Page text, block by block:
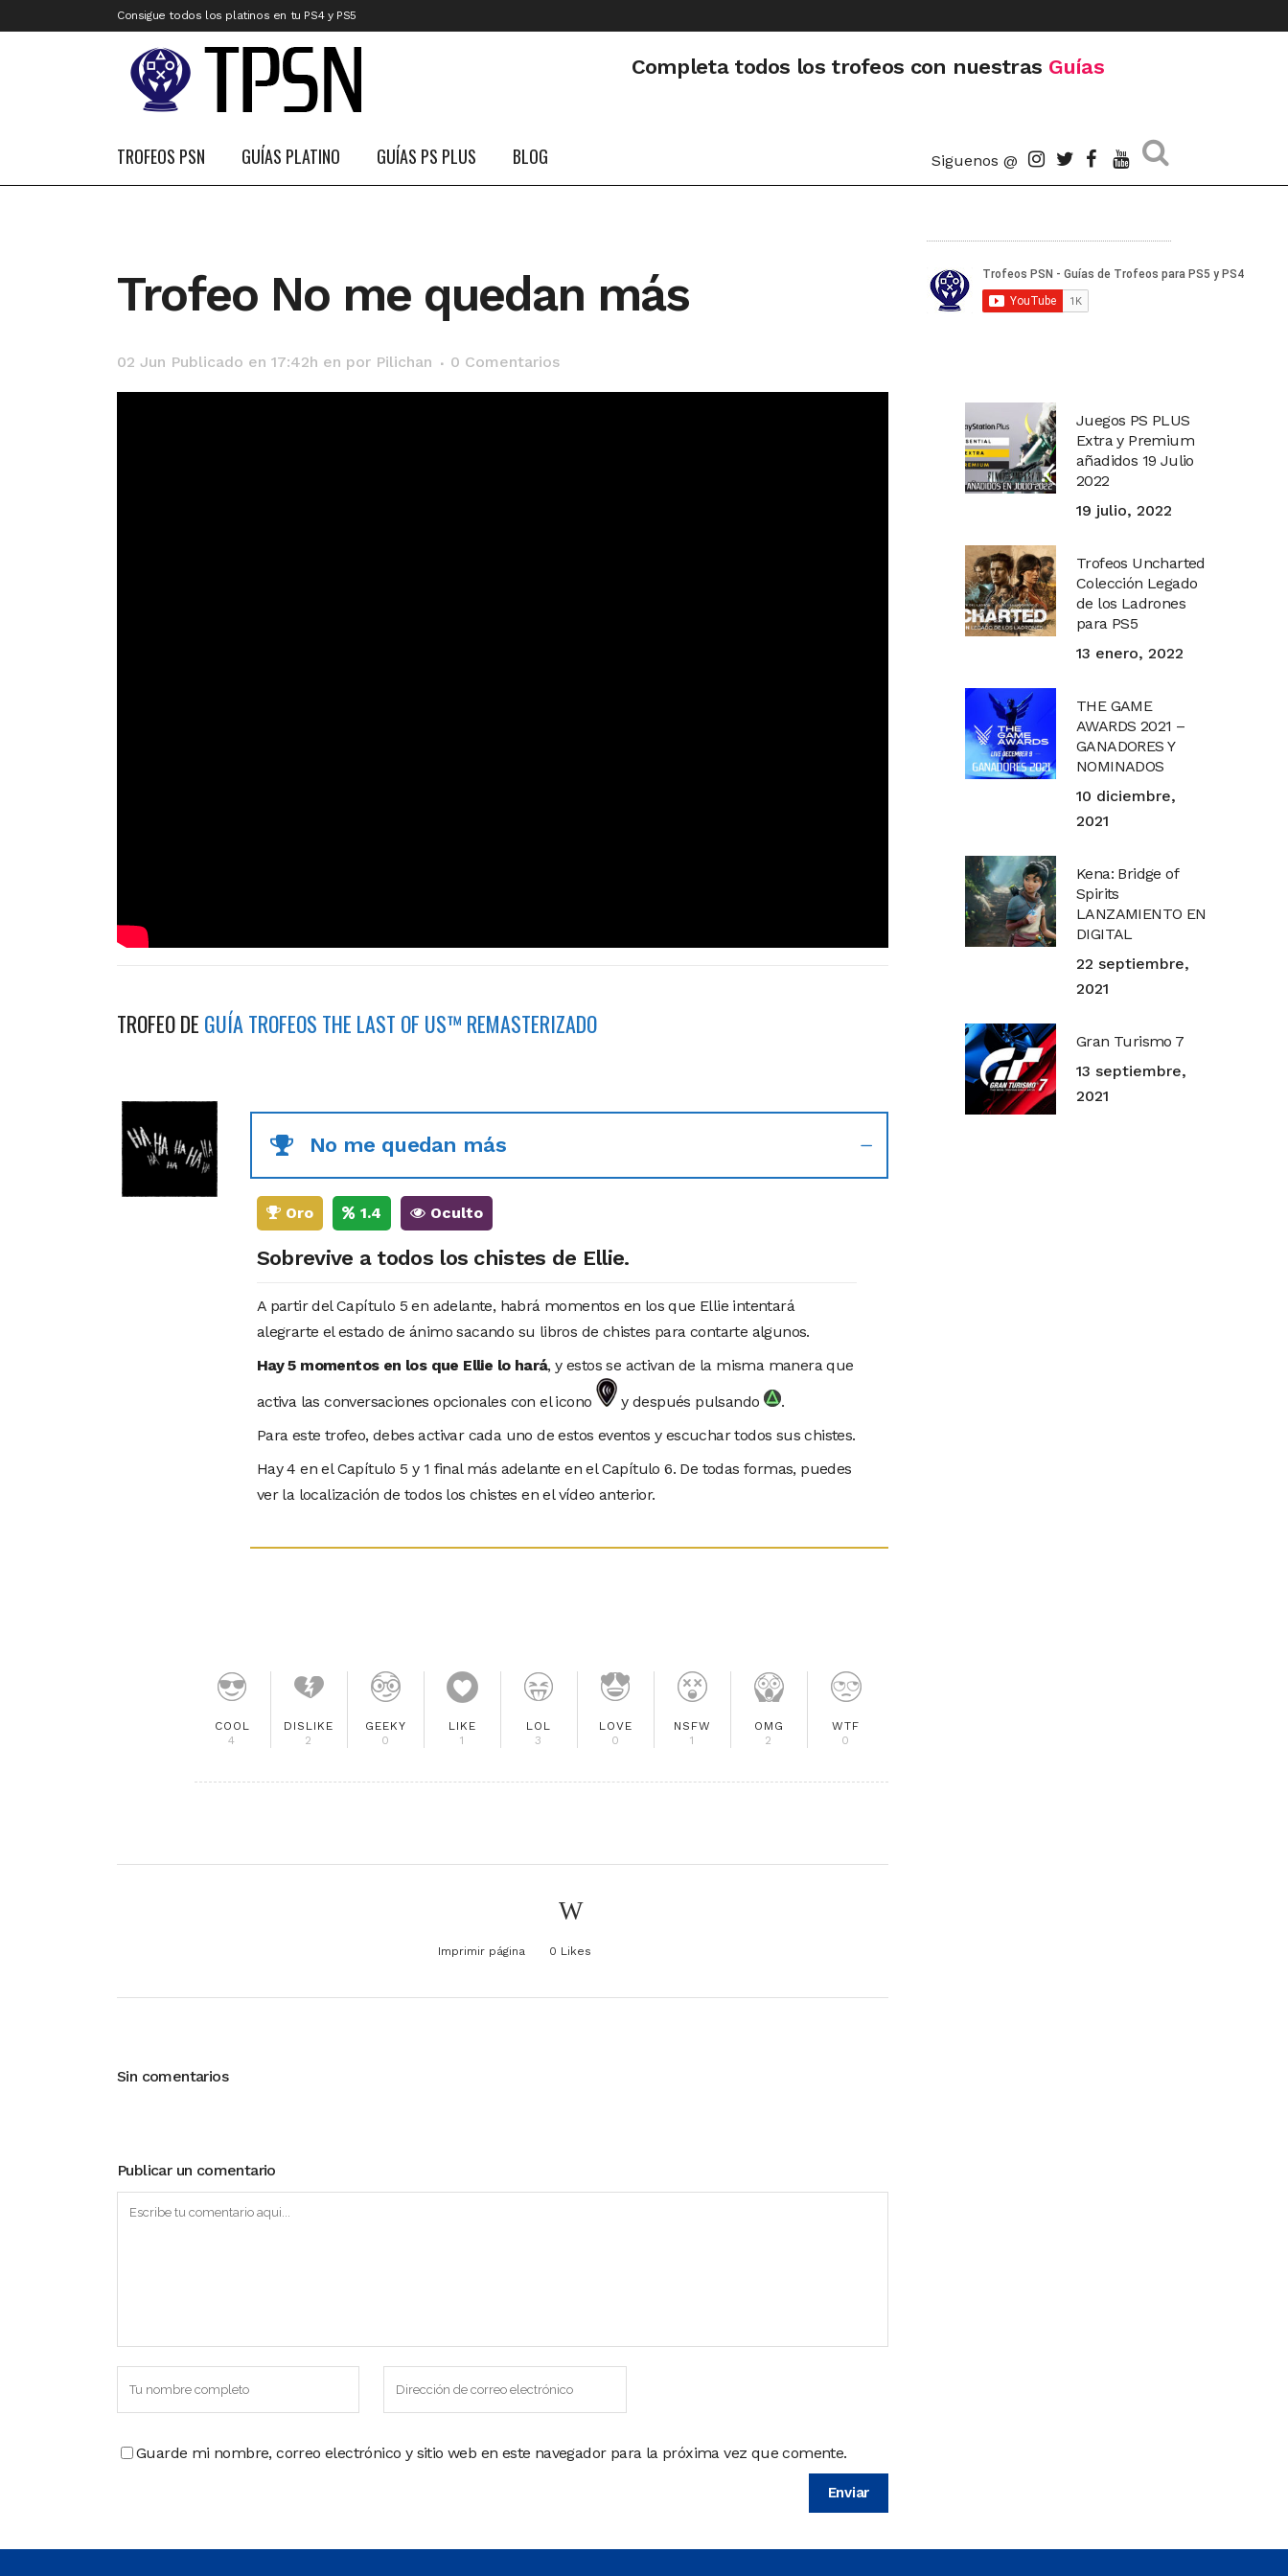
Consigue todos los platinos en tu PS4 y PS5
Completa todos los trofeos con nuestras Guías
TROFEOS PSN GUÍAS PLATINO GUÍAS PS PLUS BLOG Siguenos @
Trofeo No me quedan más
02 Jun Publicado en 17:42h en por Pilichan 0 Comentarios
TROFEO DE GUÍA TROFEOS THE LAST OF US™ REMASTERIZADO
No me quedan más
Oro 1.4 Oculto
Sobrevive a todos los chistes de Ellie.
A partir del Capítulo 5 en adelante, habrá momentos en los que Ellie intentará
alegrarte el estado de ánimo sacando su libros de chistes para contarte algunos.
Hay 5 momentos en los que Ellie lo hará, y estos se activan de la misma manera que
activa las conversaciones opcionales con el icono
y después pulsando
.
Para este trofeo, debes activar cada uno de estos eventos y escuchar todos sus chistes.
Hay 4 en el Capítulo 5 y 1 final más adelante en el Capítulo 6. De todas formas, puedes
ver la localización de todos los chistes en el vídeo anterior.
COOL
4
DISLIKE
2
GEEKY
0
LIKE
1
LOL
3
LOVE
0
NSFW
1
OMG
2
WTF
0
Imprimir página 0 Likes
Sin comentarios
Publicar un comentario
Guarde mi nombre, correo electrónico y sitio web en este navegador para la próxima vez que comente.
Juegos PS PLUS
Extra y Premium
añadidos 19 Julio
2022
19 julio, 2022
Trofeos Uncharted
Colección Legado
de los Ladrones
para PS5
13 enero, 2022
THE GAME
AWARDS 2021 –
GANADORES Y
NOMINADOS
10 diciembre,
2021
Kena: Bridge of
Spirits
LANZAMIENTO EN
DIGITAL
22 septiembre,
2021
Gran Turismo 7
13 septiembre,
2021